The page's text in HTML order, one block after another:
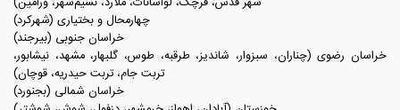
چهارمحال و بختیاری (شهرکرد)
خراسان جنوبی (بیرجند)
خراسان رضوی (چناران، سبزوار، شاندیز، طرقبه، طوس، گلبهار، مشهد، نیشابور،
تربت جام، تربت حیدریه، قوچان)
خراسان شمالی (بجنورد)